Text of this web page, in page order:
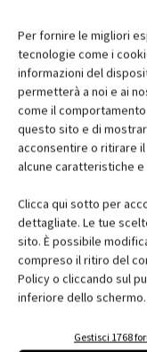
Per fornire le migliori
tecnologie come i
informazioni del
permetterà a noi e ai
come il comportamento
questo sito e di
acconsentire o ritirare
alcune caratteristiche e
Clicca qui sotto per
dettagliate. Le tue
sito. È possibile
compreso il ritiro del
Policy o cliccando sul
inferiore dello schermo.
Gestisci 1768
Asilo nido
Chiara Scalco